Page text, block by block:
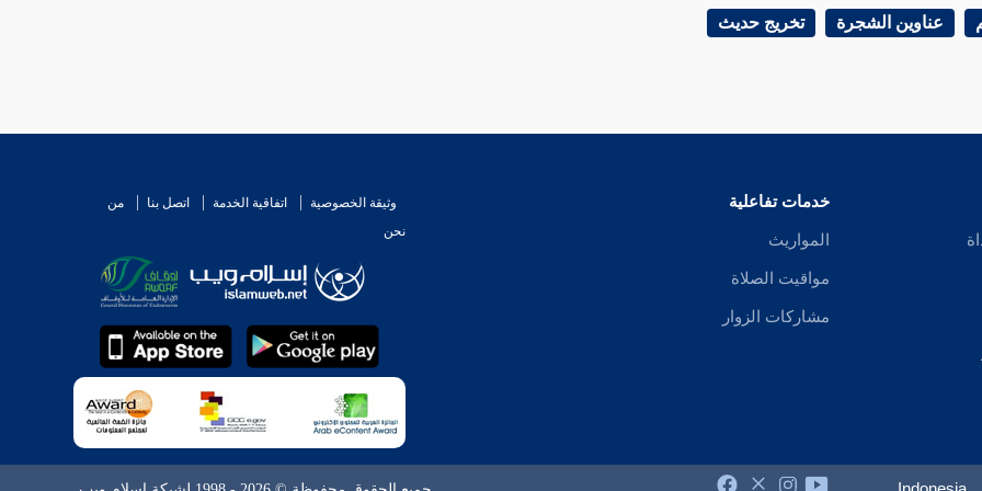
عناوين الشجرة تخريج حديث
خدمات تفاعلية
المواريث
مواقيت الصلاة
مشاركات الزوار
وثيقة الخصوصية اتفاقية الخدمة اتصل بنا
من
نحن